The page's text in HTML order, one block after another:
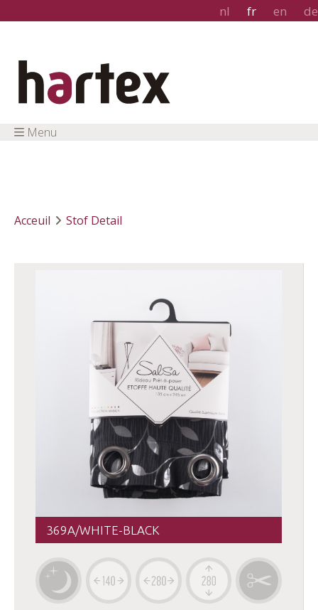
nl fr en de
Menu
Acceuil Stof Detail
369A/WHITE-BLACK